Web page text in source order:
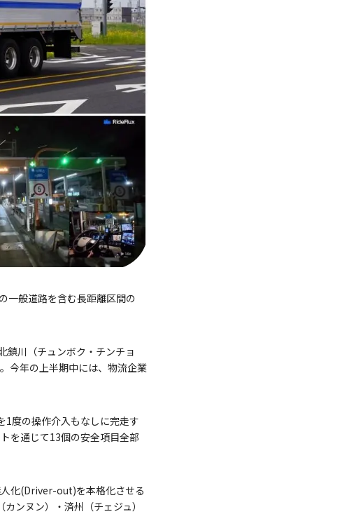
一般道路を含む長距離区間の
鎮川（チュンボク・チンチョ
今年の上半期中には、物流企業
1度の操作介入もなしに完走す
を通じて13個の安全項目全部
化(Driver-out)を本格化させる
ンヌン）・済州（チェジュ）